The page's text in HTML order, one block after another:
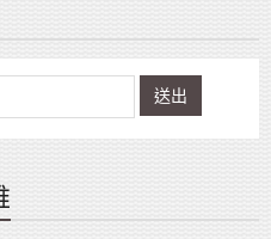
送出